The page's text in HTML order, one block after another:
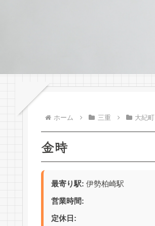
ホーム 三重 大紀町
金時
最寄り駅: 伊勢柏崎駅
営業時間:
定休日: